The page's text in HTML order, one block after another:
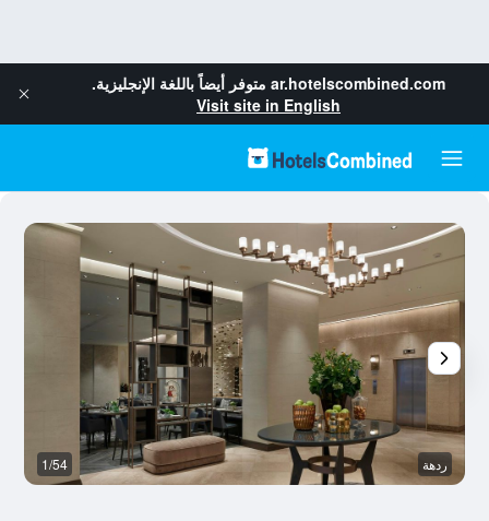
ar.hotelscombined.com متوفر أيضاً باللغة الإنجليزية.
Visit site in English
ردهة 1/54